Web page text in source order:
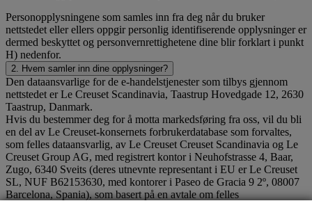
Personopplysningene som samles inn fra deg når du bruker
nettstedet eller ellers oppgir personlig identifiserende opplysninger er
dermed beskyttet og personvernrettighetene dine blir forklart i punkt
H) nedenfor.
2. Hvem samler inn dine opplysninger?
Den dataansvarlige for de e-handelstjenester som tilbys gjennom
nettstedet er Le Creuset Scandinavia, Taastrup Hovedgade 12, 2630
Taastrup, Danmark.
Hvis du bestemmer deg for å motta markedsføring fra oss, vil du bli
en del av Le Creuset-konsernets forbrukerdatabase som forvaltes,
som felles dataansvarlig, av Le Creuset Creuset Scandinavia og Le
Creuset Group AG, med registrert kontor i Neuhofstrasse 4, Baar,
Zugo, 6340 Sveits (deres utnevnte representant i EU er Le Creuset
SL, NUF B62153630, med kontorer i Paseo de Gracia 9 2º, 08007
Barcelona, Spania), som basert på en avtale om felles